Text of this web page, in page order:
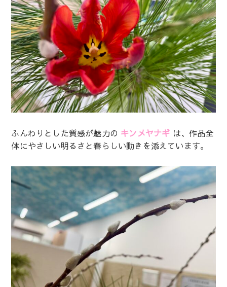
ふんわりとした質感が魅力の キンメヤナギ は、作品全
体にやさしい明るさと春らしい動きを添えています。